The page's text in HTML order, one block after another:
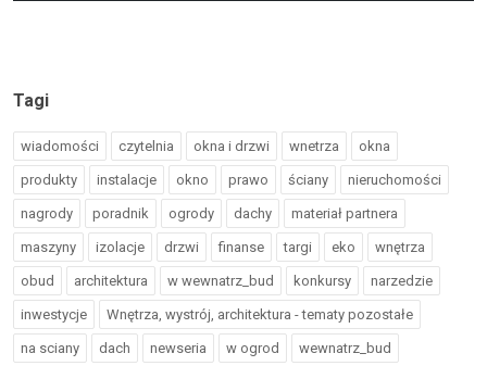
Tagi
wiadomości czytelnia okna i drzwi wnetrza okna
produkty instalacje okno prawo ściany nieruchomości
nagrody poradnik ogrody dachy materiał partnera
maszyny izolacje drzwi finanse targi eko wnętrza
obud architektura w wewnatrz_bud konkursy narzedzie
inwestycje Wnętrza, wystrój, architektura - tematy pozostałe
na sciany dach newseria w ogrod wewnatrz_bud